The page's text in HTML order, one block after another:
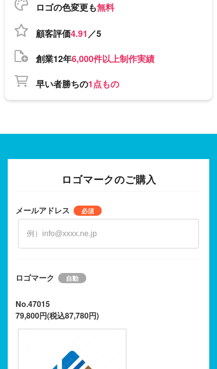
ロゴの色変更も無料
顧客評価4.91／5
創業12年6,000件以上制作実績
早い者勝ちの1点もの
ロゴマークのご購入
メールアドレス
ロゴマーク
No.47015
79,800円(税込87,780円)